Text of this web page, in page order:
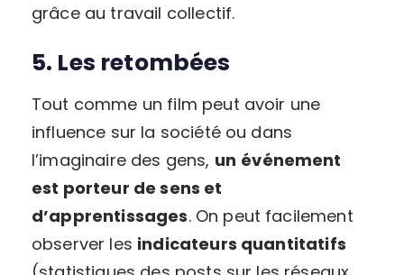
grâce au travail collectif.
5. Les retombées
Tout comme un film peut avoir une
influence sur la société ou dans
l’imaginaire des gens, un événement
est porteur de sens et
d’apprentissages. On peut facilement
observer les indicateurs quantitatifs